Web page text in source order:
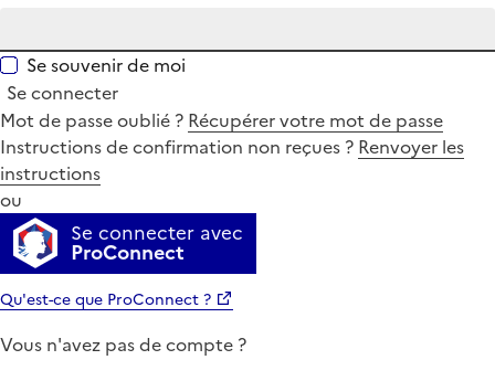
Se souvenir de moi
Se connecter
Mot de passe oublié ? Récupérer votre mot de passe
Instructions de confirmation non reçues ? Renvoyer les
instructions
ou
Se connecter avec
ProConnect
Qu'est-ce que ProConnect ?
Vous n'avez pas de compte ?